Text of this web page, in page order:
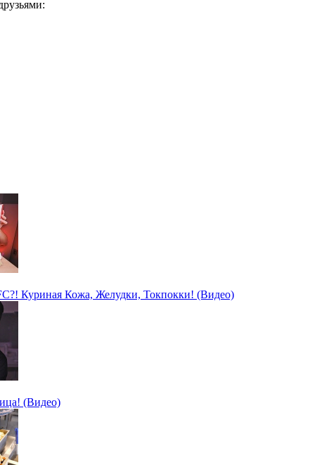
Куриная Кожа, Желудки, Токпокки! (Видео)
(Видео)